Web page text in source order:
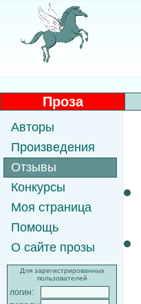
Проза
Авторы
Произведения
Отзывы
Конкурсы
Моя страница
Помощь
О сайте прозы
Для зарегистрированных
пользователей
логин: